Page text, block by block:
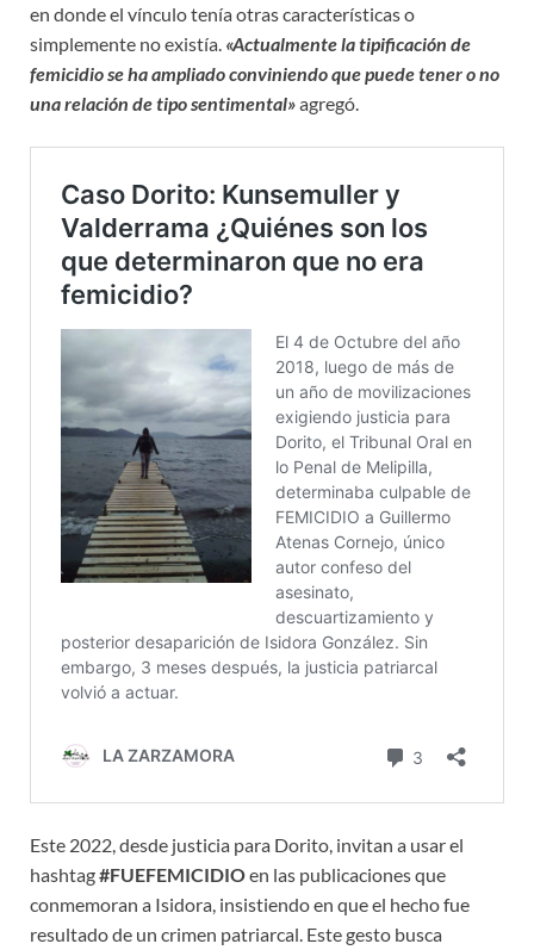
en donde el vínculo tenía otras características o
simplemente no existía. «Actualmente la tipificación de
femicidio se ha ampliado conviniendo que puede tener o no
una relación de tipo sentimental»agregó.
Este 2022, desde justicia para Dorito, invitan a usar el
hashtag#FUEFEMICIDIOen las publicaciones que
conmemoran a Isidora, insistiendo en que el hecho fue
resultado de un crimen patriarcal. Este gesto busca